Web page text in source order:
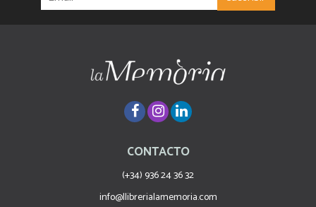
CONTACTO
(+34) 936 24 36 32
info@llibrerialamemoria.com